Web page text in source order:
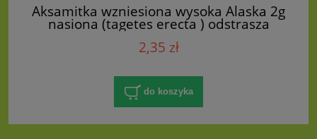
Aksamitka wzniesiona wysoka Alaska 2g
nasiona (tagetes erecta ) odstrasza
komary i kleszcze
2,35 zł
do koszyka